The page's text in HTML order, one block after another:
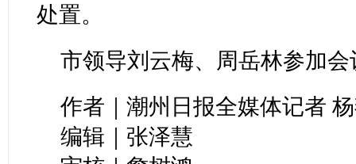
处置。
市领导刘云梅、周岳林参加会
作者｜潮州日报全媒体记者
编辑｜张泽慧